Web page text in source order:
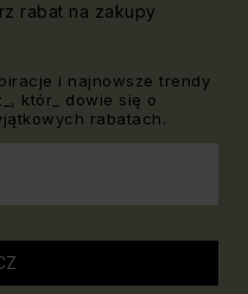
rabat na zakupy
i najnowsze trendy
któr_ dowie się o
rabatach.